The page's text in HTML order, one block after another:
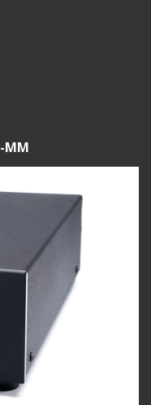
MM